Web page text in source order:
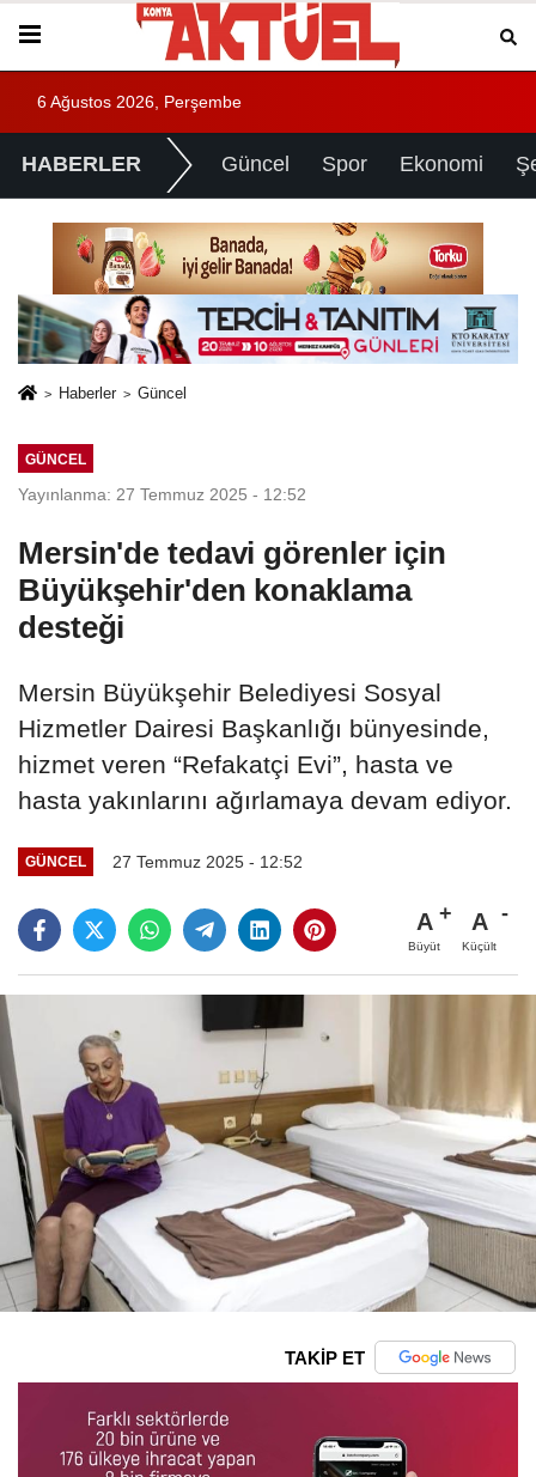
6 Ağustos 2026, Perşembe
HABERLER Güncel Spor Ekonomi
Haberler Güncel
GÜNCEL
Yayınlanma: 27 Temmuz 2025 - 12:52
Mersin'de tedavi görenler için
Büyükşehir'den konaklama
desteği
Mersin Büyükşehir Belediyesi Sosyal
Hizmetler Dairesi Başkanlığı bünyesinde,
hizmet veren “Refakatçi Evi”, hasta ve
hasta yakınlarını ağırlamaya devam ediyor.
GÜNCEL 27 Temmuz 2025 - 12:52
A
Büyüt
A
Küçült
TAKİP ET